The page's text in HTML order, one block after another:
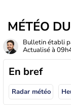
MÉTÉO
Bulletin établi
Actualisé à
En bref
Radar météo